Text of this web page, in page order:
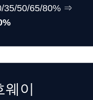
35/50/65/80% ⇒
웨이